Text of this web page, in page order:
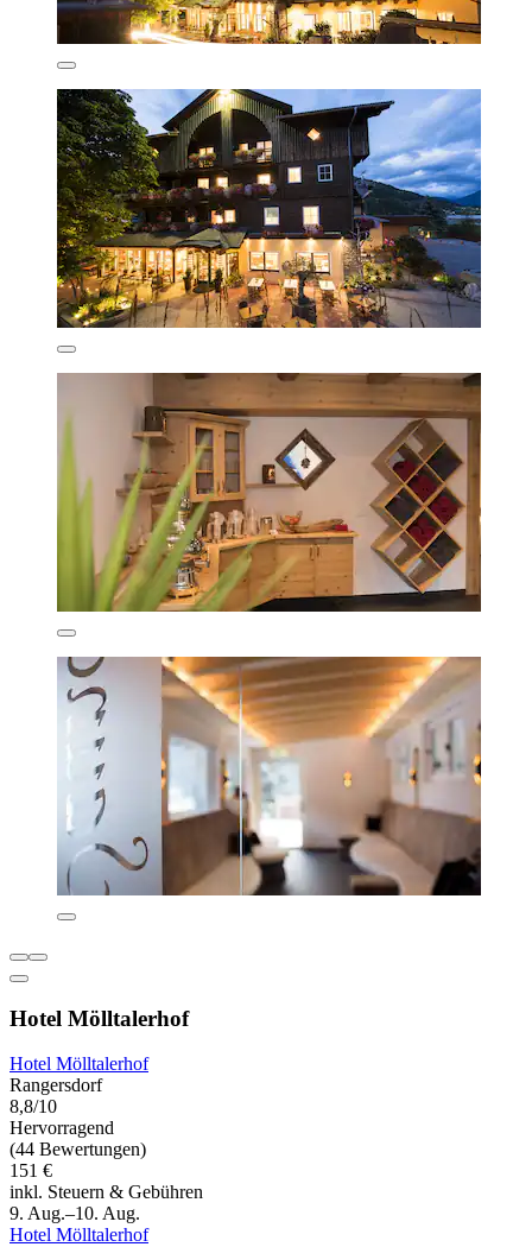
Hotel Mölltalerhof
Hotel Mölltalerhof
Rangersdorf
8,8/10
Hervorragend
(44 Bewertungen)
151 €
inkl. Steuern & Gebühren
9. Aug.–10. Aug.
Hotel Mölltalerhof